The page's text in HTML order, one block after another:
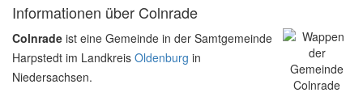
Informationen über Colnrade
Colnrade ist eine Gemeinde in der Samtgemeinde
Harpstedt im Landkreis Oldenburg in
Niedersachsen.